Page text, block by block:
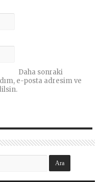
Daha sonraki
e-posta adresim ve